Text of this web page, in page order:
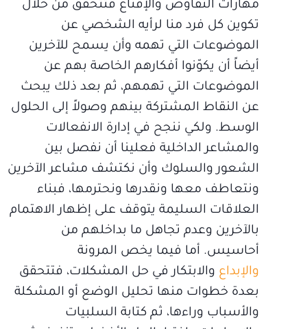
مهارات التفاوض والإقناع فتتحقق من خلال
تكوين كل فرد منا لرأيه الشخصي عن
الموضوعات التي تهمه وأن يسمح للآخرين
أيضاً أن يكوّنوا أفكارهم الخاصة بهم عن
الموضوعات التي تهمهم، ثم بعد ذلك يبحث
عن النقاط المشتركة بينهم وصولاً إلى الحلول
الوسط. ولكي ننجح في إدارة الانفعالات
والمشاعر الداخلية فعلينا أن نفصل بين
الشعور والسلوك وأن نكتشف مشاعر الآخرين
ونتعاطف معها ونقدرها ونحترمها، فبناء
العلاقات السليمة يتوقف على إظهار الاهتمام
بالآخرين وعدم تجاهل ما بداخلهم من
أحاسيس. أما فيما يخص المرونة
والإبداع والابتكار في حل المشكلات، فتتحقق
بعدة خطوات منها تحليل الوضع أو المشكلة
والأسباب وراءها، ثم كتابة السلبيات